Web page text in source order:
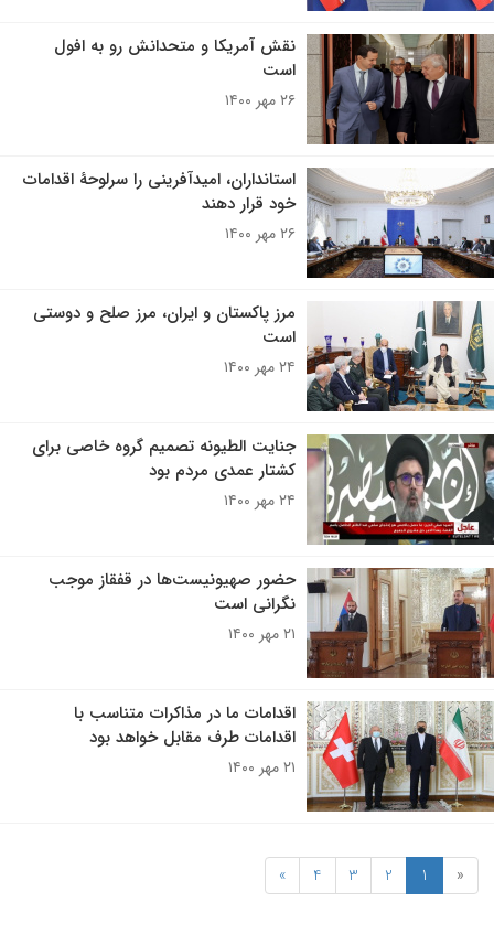
نقش آمریکا و متحدانش رو به افول
است
۲۶ مهر ۱۴۰۰
استانداران، امیدآفرینی را سرلوحۀ اقدامات
خود قرار دهند
۲۶ مهر ۱۴۰۰
مرز پاکستان و ایران، مرز صلح و دوستی
است
۲۴ مهر ۱۴۰۰
جنایت الطیونه تصمیم گروه خاصی برای
کشتار عمدی مردم بود
۲۴ مهر ۱۴۰۰
حضور صهیونیست‌ها در قفقاز موجب
نگرانی است
۲۱ مهر ۱۴۰۰
اقدامات ما در مذاکرات متناسب با
اقدامات طرف‌ مقابل خواهد بود
۲۱ مهر ۱۴۰۰
«
1
2
3
4
»